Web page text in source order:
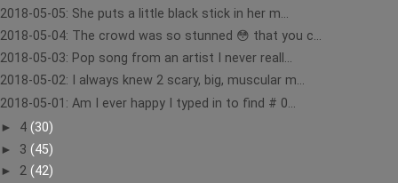
2018-05-05: She puts a little black stick in her m...
2018-05-04: The crowd was so stunned 😳 that you c...
2018-05-03: Pop song from an artist I never reall...
2018-05-02: I always knew 2 scary, big, muscular m...
2018-05-01: Am I ever happy I typed in to find # 0...
► 4 (30)
► 3 (45)
► 2 (42)